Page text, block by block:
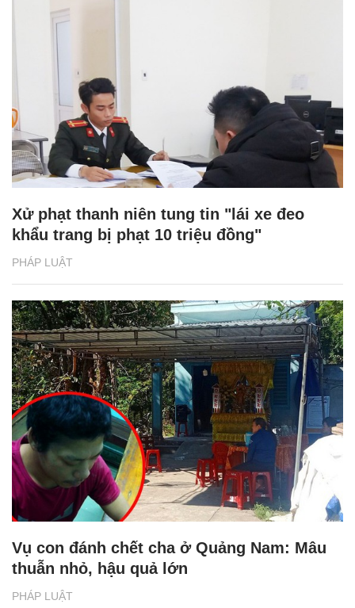
PHÁP LUẬT
Xử phạt thanh niên tung tin "lái xe đeo
khẩu trang bị phạt 10 triệu đồng"
PHÁP LUẬT
Vụ con đánh chết cha ở Quảng Nam: Mâu
thuẫn nhỏ, hậu quả lớn